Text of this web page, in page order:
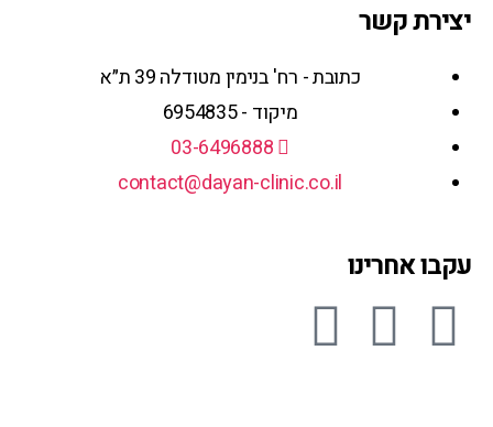
יצירת קשר
כתובת - רח' בנימין מטודלה 39 ת״א
מיקוד - 6954835
03-6496888
contact@dayan-clinic.co.il
עקבו אחרינו